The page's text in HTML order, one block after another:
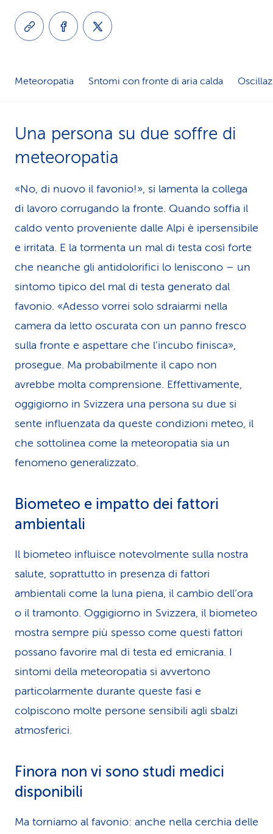
z
Meteoropatia Sntomi con fronte di aria calda
Una persona su due soffre di
meteoropatia
«No, di nuovo il favonio!», si lamenta la collega
di lavoro corrugando la fronte. Quando soffia il
caldo vento proveniente dalle Alpi è ipersensibile
e irritata. E la tormenta un mal di testa così forte
che neanche gli antidolorifici lo leniscono – un
sintomo tipico del mal di testa generato dal
favonio. «Adesso vorrei solo sdraiarmi nella
camera da letto oscurata con un panno fresco
sulla fronte e aspettare che l’incubo finisca»,
prosegue. Ma probabilmente il capo non
avrebbe molta comprensione. Effettivamente,
oggigiorno in Svizzera una persona su due si
sente influenzata da queste condizioni meteo, il
che sottolinea come la meteoropatia sia un
fenomeno generalizzato.
Biometeo e impatto dei fattori
ambientali
Il biometeo influisce notevolmente sulla nostra
salute, soprattutto in presenza di fattori
ambientali come la luna piena, il cambio dell’ora
o il tramonto. Oggigiorno in Svizzera, il biometeo
mostra sempre più spesso come questi fattori
possano favorire mal di testa ed emicrania. I
sintomi della meteoropatia si avvertono
particolarmente durante queste fasi e
colpiscono molte persone sensibili agli sbalzi
atmosferici.
Finora non vi sono studi medici
disponibili
Ma torniamo al favonio: anche nella cerchia delle